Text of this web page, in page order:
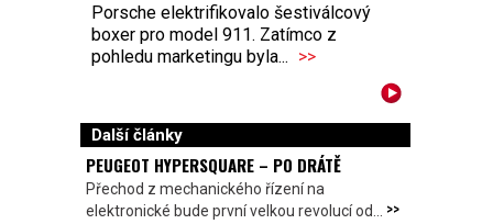
Porsche elektrifikovalo šestiválcový
boxer pro model 911. Zatímco z
pohledu marketingu byla... >>
Další články
PEUGEOT HYPERSQUARE – PO DRÁTĚ
Přechod z mechanického řízení na
elektronické bude první velkou revolucí od... >>